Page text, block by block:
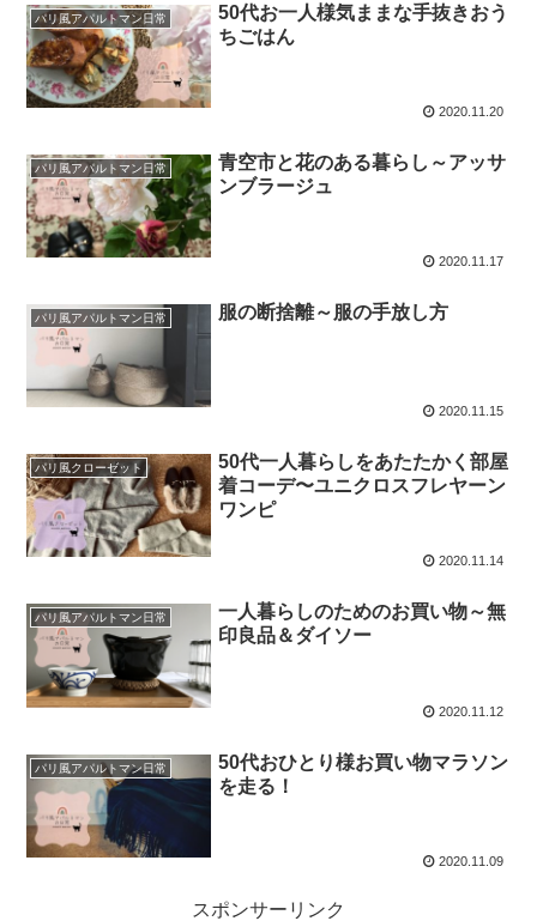
パリ風アパルトマン日常
50代お一人様気ままな手抜きおう
ちごはん
2020.11.20
パリ風アパルトマン日常
青空市と花のある暮らし～アッサ
ンブラージュ
2020.11.17
パリ風アパルトマン日常 服の断捨離～服の手放し方
2020.11.15
パリ風クローゼット
50代一人暮らしをあたたかく部屋
着コーデ〜ユニクロスフレヤーン
ワンピ
2020.11.14
パリ風アパルトマン日常
一人暮らしのためのお買い物～無
印良品＆ダイソー
2020.11.12
パリ風アパルトマン日常
50代おひとり様お買い物マラソン
を走る！
2020.11.09
スポンサーリンク